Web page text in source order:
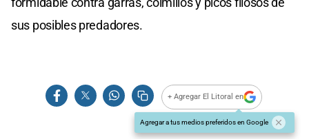
sus posibles predadores.
+ Agregar El Litoral en
Agregar a tus medios preferidos en Google